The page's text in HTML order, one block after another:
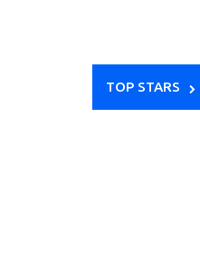
TOP STARS